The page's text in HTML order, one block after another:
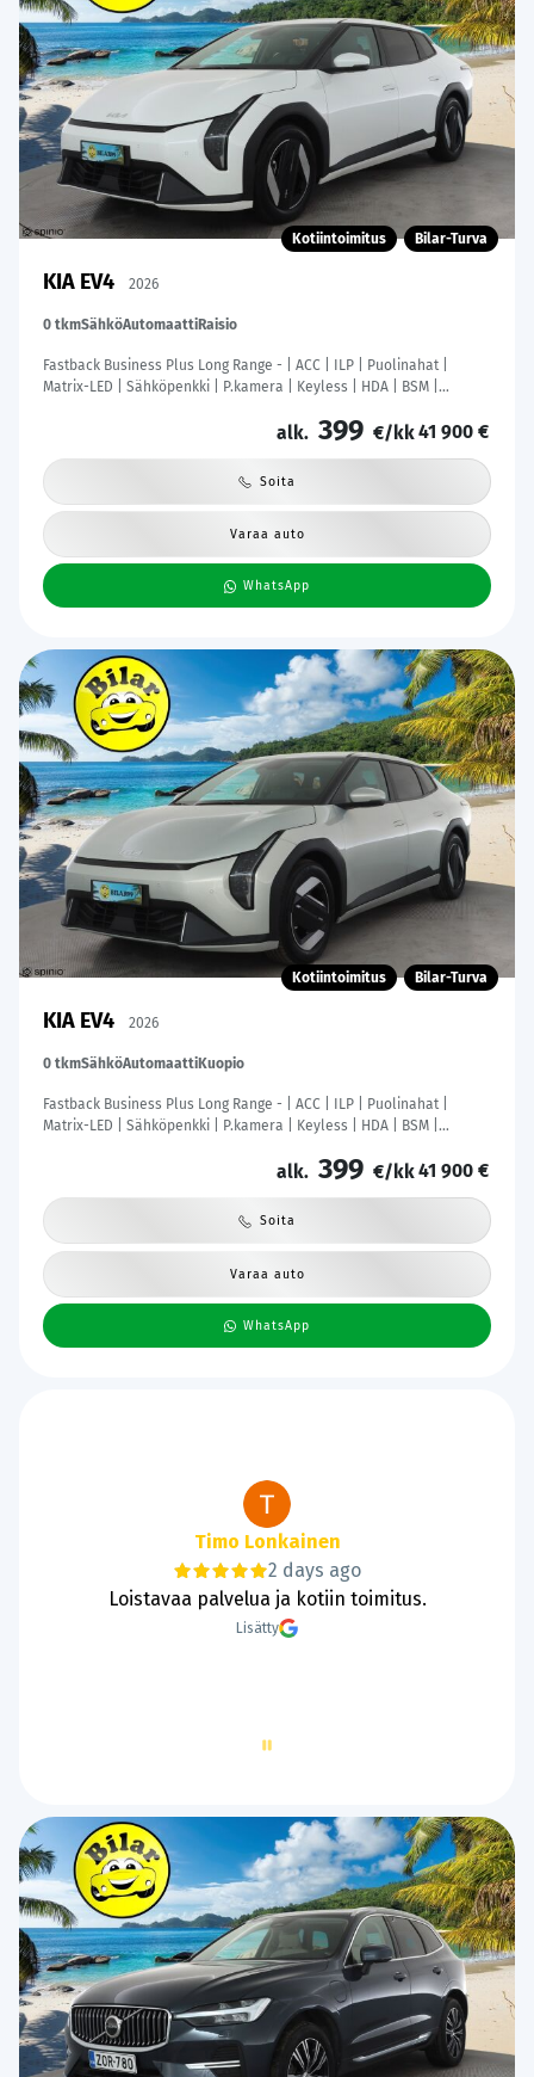
Kotiintoimitus Bilar-Turva
KIA EV4 2026
0 tkmSähköAutomaattiRaisio
Fastback Business Plus Long Range - | ACC | ILP | Puolinahat |
Matrix-LED | Sähköpenkki | P.kamera | Keyless | HDA | BSM |
alk. 399 €/kk41 900 €
Soita
Varaa auto
WhatsApp
Kotiintoimitus Bilar-Turva
KIA EV4 2026
0 tkmSähköAutomaatti Kuopio
Fastback Business Plus Long Range - | ACC | ILP | Puolinahat |
Matrix-LED | Sähköpenkki | P.kamera | Keyless | HDA | BSM |
alk. 399 €/kk41 900 €
Soita
Varaa auto
WhatsApp
Tanie Lund
2 days ago
Hyvää ja sujuvaa kaupantekoa.
Lisätty